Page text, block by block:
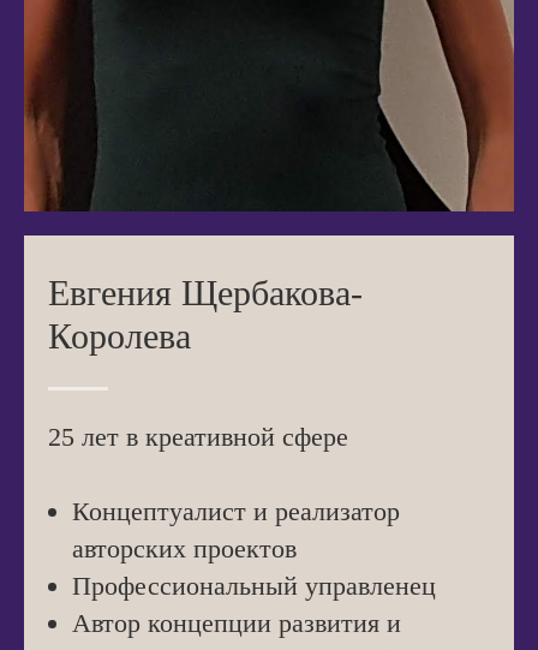
Евгения Щербакова-
Королева
25 лет в креативной сфере
Концептуалист и реализатор
авторских проектов
Профессиональный управленец
Автор концепции развития и